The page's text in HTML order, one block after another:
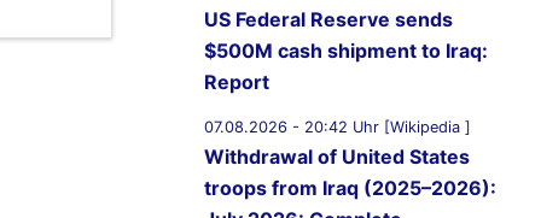
US Federal Reserve sends
$500M cash shipment to Iraq:
Report
07.08.2026 - 20:42 Uhr [Wikipedia ]
Withdrawal of United States
troops from Iraq (2025–2026):